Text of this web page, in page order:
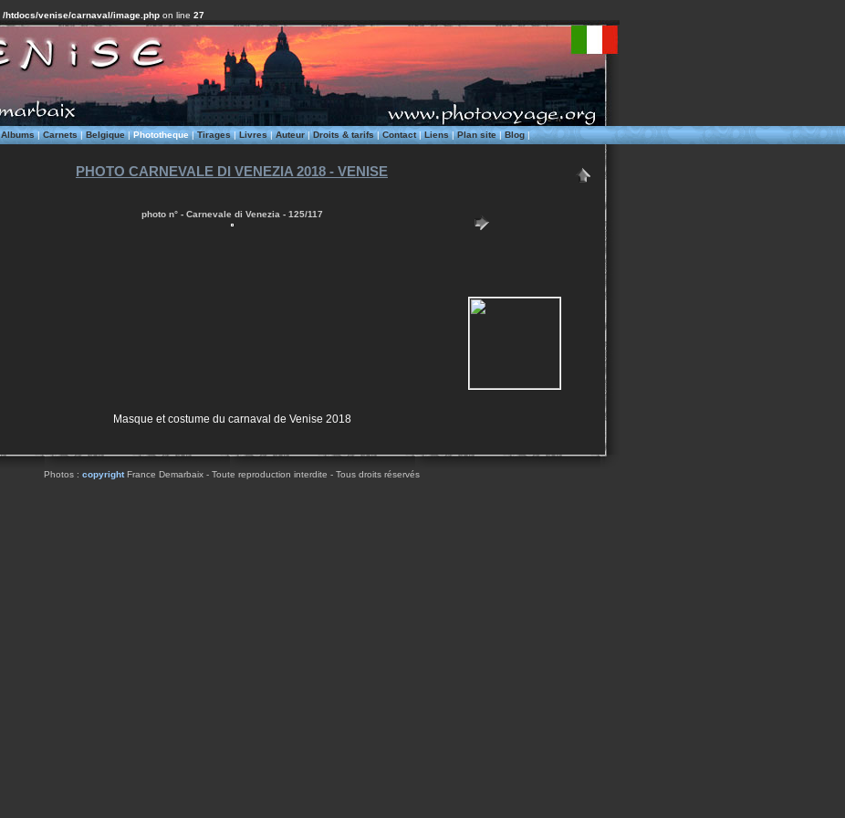
/htdocs/venise/carnaval/image.php on line 27
Albums| Carnets|Belgique|Phototheque|Tirages|Livres|Auteur|Droits & tarifs|Contact|Liens|Plan site|Blog|
PHOTO CARNEVALE DI VENEZIA 2018 - VENISE
photo n° - Carnevale di Venezia - 125/117
Masque et costume du carnaval de Venise 2018
Photos : copyrightFrance Demarbaix - Toute reproduction interdite - Tous droits réservés